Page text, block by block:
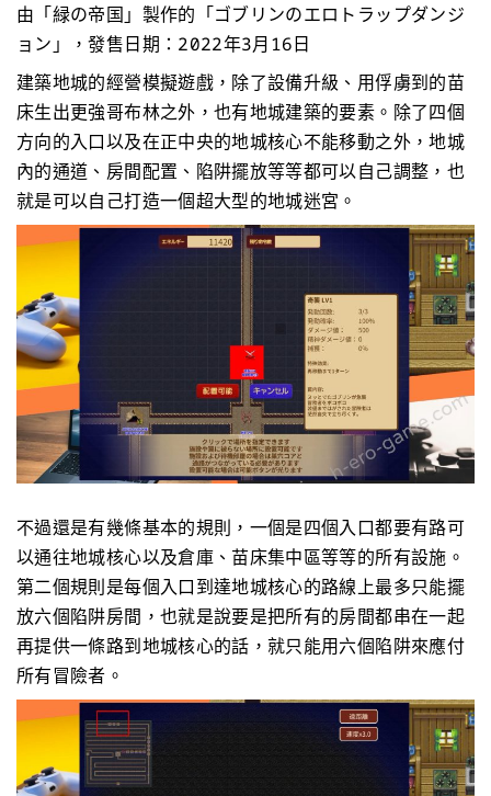
由「緑の帝国」製作的「ゴブリンのエロトラップダンジ
ョン」，發售日期：2022年3月16日
建築地城的經營模擬遊戲，除了設備升級、用俘虜到的苗
床生出更強哥布林之外，也有地城建築的要素。除了四個
方向的入口以及在正中央的地城核心不能移動之外，地城
內的通道、房間配置、陷阱擺放等等都可以自己調整，也
就是可以自己打造一個超大型的地城迷宮。
不過還是有幾條基本的規則，一個是四個入口都要有路可
以通往地城核心以及倉庫、苗床集中區等等的所有設施。
第二個規則是每個入口到達地城核心的路線上最多只能擺
放六個陷阱房間，也就是說要是把所有的房間都串在一起
再提供一條路到地城核心的話，就只能用六個陷阱來應付
所有冒險者。